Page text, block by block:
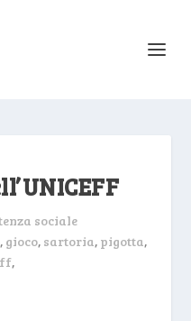
sociale
, gioco, sartoria, pigotta,
,